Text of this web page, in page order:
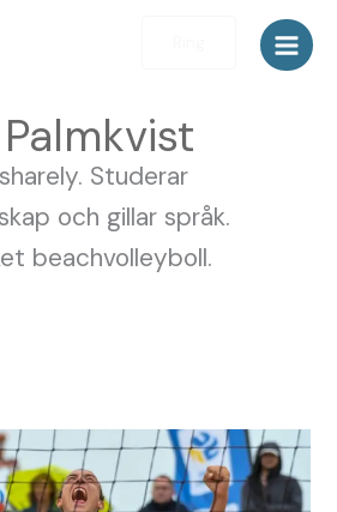
Studerar
och gillar språk.
beachvolleyboll.